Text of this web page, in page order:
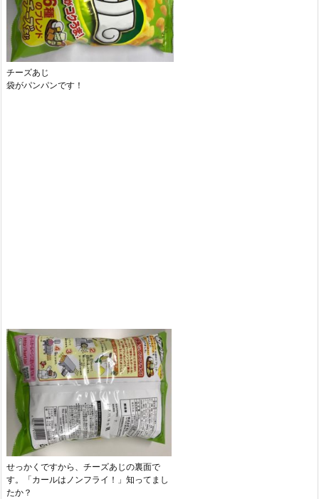
チーズあじ
袋がパンパンです！
せっかくですから、チーズあじの裏面で
す。「カールはノンフライ！」知ってまし
たか？